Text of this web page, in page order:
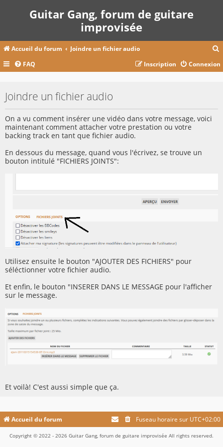
Guitar Gang, forum de guitare
improvisée
Accueil du forum Joindre un fichier audio
c
FAQ Connexion
Inscription
Joindre un fichier audio
On a vu comment insérer une vidéo dans votre message, voici
maintenant comment attacher votre prestation ou votre
backing track en tant que fichier audio.
En dessous du message, quand vous l'écrivez, se trouve un
bouton intitulé "FICHIERS JOINTS":
Utilisez ensuite le bouton "AJOUTER DES FICHIERS" pour
séléctionner votre fichier audio.
Et enfin, le bouton "INSERER DANS LE MESSAGE pour l'afficher
sur le message.
Et voilà! C'est aussi simple que ça.
Accueil du forum Fuseau horaire sur UTC+02:00
Copyright © 2022 - 2026 Guitar Gang, forum de guitare improvisée All rights reserved.